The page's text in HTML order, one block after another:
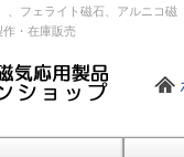
、フェライト磁石、アルニコ磁
・在庫販売